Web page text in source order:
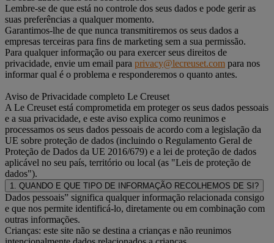
Lembre-se de que está no controle dos seus dados e pode gerir as
suas preferências a qualquer momento.
Garantimos-lhe de que nunca transmitiremos os seus dados a
empresas terceiras para fins de marketing sem a sua permissão.
Para qualquer informação ou para exercer seus direitos de
privacidade, envie um email para privacy@lecreuset.com para nos
informar qual é o problema e responderemos o quanto antes.
Aviso de Privacidade completo Le Creuset
A Le Creuset está comprometida em proteger os seus dados pessoais
e a sua privacidade, e este aviso explica como reunimos e
processamos os seus dados pessoais de acordo com a legislação da
UE sobre proteção de dados (incluindo o Regulamento Geral de
Proteção de Dados da UE 2016/679) e a lei de proteção de dados
aplicável no seu país, território ou local (as "Leis de proteção de
dados").
1. QUANDO E QUE TIPO DE INFORMAÇÃO RECOLHEMOS DE SI?
Dados pessoais” significa qualquer informação relacionada consigo
e que nos permite identificá-lo, diretamente ou em combinação com
outras informações.
Crianças: este site não se destina a crianças e não reunimos